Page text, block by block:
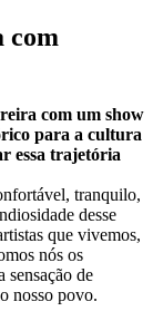
com
com um show
para a cultura
essa trajetória
tranquilo,
desse
que vivemos,
nós os
sensação de
nosso povo.